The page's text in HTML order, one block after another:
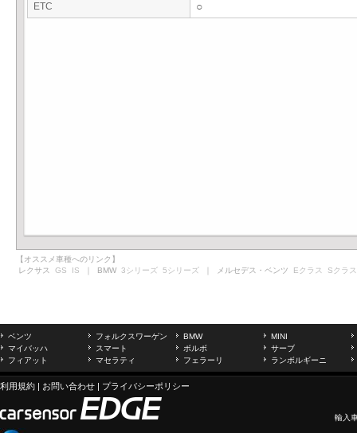
ETC ○
【オススメ車種へのリンク】
レクサス GS IS ｜ BMW 3シリーズ 5シリーズ ｜ メルセデス・ベンツ Eクラス Sクラス
ベンツ フォルクスワーゲン BMW
MINI
マイバッハ
スマート ボルボ
サーブ
フィアット
マセラティ フェラーリ ランボルギーニ
利用規約 | お問い合わせ | プライバシーポリシー
輸入